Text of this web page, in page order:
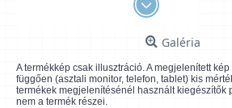
Galéria
A termékkép csak illusztráció. A megjelenített
függően (asztali monitor, telefon, tablet) kis
termékek megjelenítésénél használt kiegészítők
nem a termék részei.